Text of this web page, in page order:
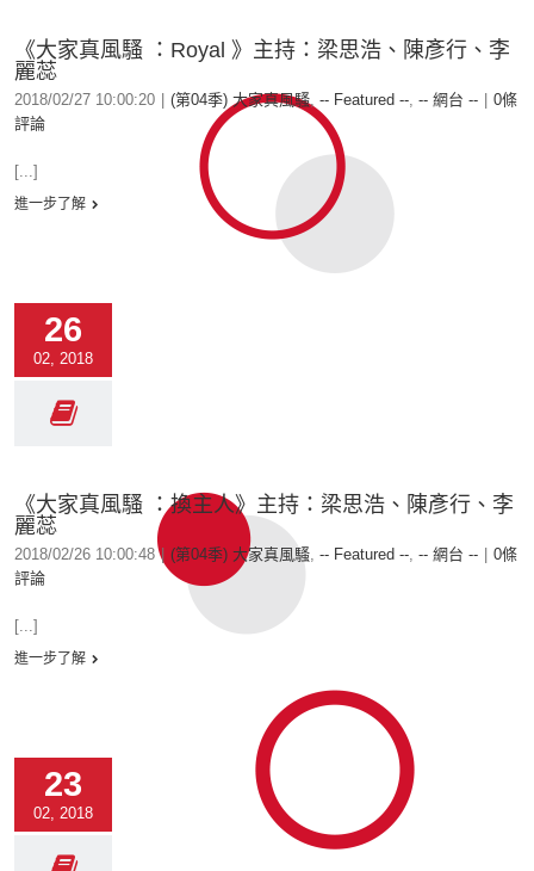
《大家真風騷 ：Royal 》主持：梁思浩、陳彥行、李
麗蕊
2018/02/27 10:00:20 (第04季) 大家真風騷, -- Featured --, -- 網台 --
0條
評論
[...]
進一步了解
26
02, 2018
《大家真風騷 ：換主人》主持：梁思浩、陳彥行、李
麗蕊
2018/02/26 10:00:48 | (第04季) 大家真風騷, -- Featured --, -- 網台 --
0條
評論
[...]
進一步了解
23
02, 2018